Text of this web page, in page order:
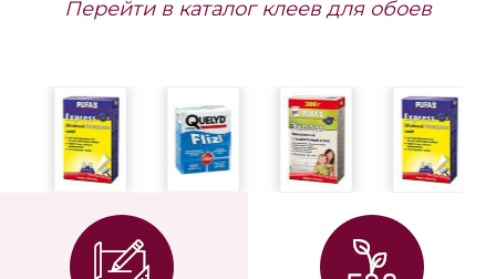
Перейти в каталог клеев для обоев